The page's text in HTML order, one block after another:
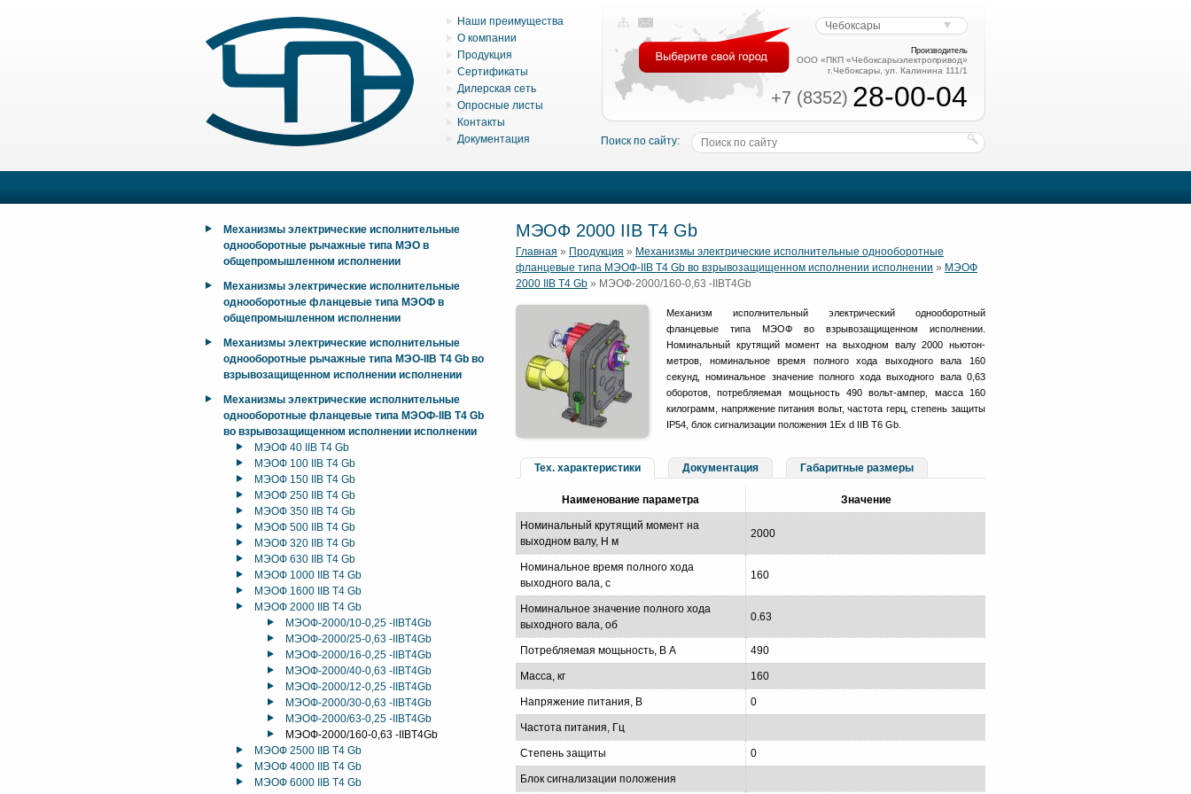
Наши преимущества
О компании
Продукция
Сертификаты
Дилерская сеть
Опросные листы
Контакты
Документация
Поиск по сайту:
Чебоксары
Производитель
ООО «ПКП «Чебоксарыэлектропривод»
г.Чебоксары, ул. Калинина 111/1
+7 (8352) 28-00-04
Механизмы электрические исполнительные
однооборотные рычажные типа МЭО в
общепромышленном исполнении
Механизмы электрические исполнительные
однооборотные фланцевые типа МЭОФ в
общепромышленном исполнении
Механизмы электрические исполнительные
однооборотные рычажные типа МЭО-IIB T4 Gb во
взрывозащищенном исполнении исполнении
Механизмы электрические исполнительные
однооборотные фланцевые типа МЭОФ-IIB T4 Gb
во взрывозащищенном исполнении исполнении
МЭОФ 40 IIB T4 Gb
МЭОФ 100 IIB T4 Gb
МЭОФ 150 IIB T4 Gb
МЭОФ 250 IIB T4 Gb
МЭОФ 350 IIB T4 Gb
МЭОФ 500 IIB T4 Gb
МЭОФ 320 IIB T4 Gb
МЭОФ 630 IIB T4 Gb
МЭОФ 1000 IIB T4 Gb
МЭОФ 1600 IIB T4 Gb
МЭОФ 2000 IIB T4 Gb
МЭОФ-2000/10-0,25 -IIBT4Gb
МЭОФ-2000/25-0,63 -IIBT4Gb
МЭОФ-2000/16-0,25 -IIBT4Gb
МЭОФ-2000/40-0,63 -IIBT4Gb
МЭОФ-2000/12-0,25 -IIBT4Gb
МЭОФ-2000/30-0,63 -IIBT4Gb
МЭОФ-2000/63-0,25 -IIBT4Gb
МЭОФ-2000/160-0,63 -IIBT4Gb
МЭОФ 2500 IIB T4 Gb
МЭОФ 4000 IIB T4 Gb
МЭОФ 6000 IIB T4 Gb
МЭОФ 2000 IIB T4 Gb
Главная » Продукция » Механизмы электрические исполнительные однооборотные
фланцевые типа МЭОФ-IIB T4 Gb во взрывозащищенном исполнении исполнении » МЭОФ
2000 IIB T4 Gb » МЭОФ-2000/160-0,63 -IIBT4Gb
Механизм исполнительный электрический однооборотный
фланцевые типа МЭОФ во взрывозащищенном исполнении.
Номинальный крутящий момент на выходном валу 2000 ньютон-
метров, номинальное время полного хода выходного вала 160
секунд, номинальное значение полного хода выходного вала 0,63
оборотов, потребляемая мощьность 490 вольт-ампер, масса 160
килограмм, напряжение питания вольт, частота герц, степень защиты
IP54, блок сигнализации положения 1Ex d IIB T6 Gb.
Тех. характеристики Документация Габаритные размеры
Наименование параметра Значение
Номинальный крутящий момент на
выходном валу, Н м
2000
Номинальное время полного хода
выходного вала, с
160
Номинальное значение полного хода
выходного вала, об
0.63
Потребляемая мощьность, В А 490
Масса, кг 160
Напряжение питания, В 0
Частота питания, Гц
Степень защиты 0
Блок сигнализации положения